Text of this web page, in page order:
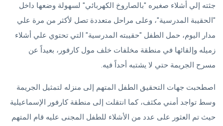
جثته إلي أشلاء صغيره "بالصاروخ الكهربائي" لسهولة وضعها داخل
"الحقيبة المدرسية"، وعلى مراحل متعددة تصل لأكثر من مرة علي
مدار اليوم، حمل الطفل "حقيبته المدرسية" التي تحتوي علي أشلاء
زميله وإلقائها في منطقة مخلفات خلف مول كارفور، بعيداً عن
مسرح الجريمة حتي لا يشتبه أحداً فيه.
اصطحبت جهات التحقيق الطفل المتهم إلى منزله لتمثيل الجريمة
وسط تواجد أمني مكثف، كما انتقلت إلى منطقة كارفور الإسماعيلية
حيث تم العثور على عدد من الأشلاء للطفل المجنى عليه قام المتهم